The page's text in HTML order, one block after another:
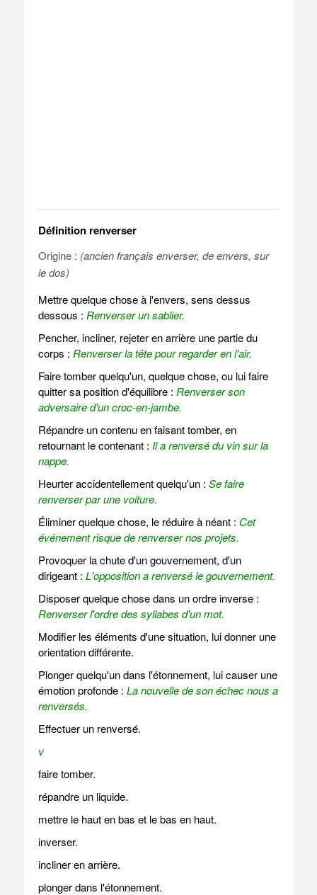
Définition renverser
Origine : (ancien français enverser, de envers, sur
le dos)
Mettre quelque chose à l'envers, sens dessus
dessous : Renverser un sablier.
Pencher, incliner, rejeter en arrière une partie du
corps : Renverser la tête pour regarder en l'air.
Faire tomber quelqu'un, quelque chose, ou lui faire
quitter sa position d'équilibre : Renverser son
adversaire d'un croc-en-jambe.
Répandre un contenu en faisant tomber, en
retournant le contenant : Il a renversé du vin sur la
nappe.
Heurter accidentellement quelqu'un : Se faire
renverser par une voiture.
Éliminer quelque chose, le réduire à néant : Cet
événement risque de renverser nos projets.
Provoquer la chute d'un gouvernement, d'un
dirigeant : L'opposition a renversé le gouvernement.
Disposer quelque chose dans un ordre inverse :
Renverser l'ordre des syllabes d'un mot.
Modifier les éléments d'une situation, lui donner une
orientation différente.
Plonger quelqu'un dans l'étonnement, lui causer une
émotion profonde : La nouvelle de son échec nous a
renversés.
Effectuer un renversé.
v
faire tomber.
répandre un liquide.
mettre le haut en bas et le bas en haut.
inverser.
incliner en arrière.
plonger dans l'étonnement.